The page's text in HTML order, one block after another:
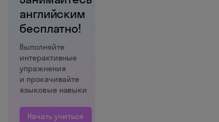
английским
бесплатно!
Выполняйте
интерактивные
упражнения
и прокачивайте
языковые навыки
Начать учиться